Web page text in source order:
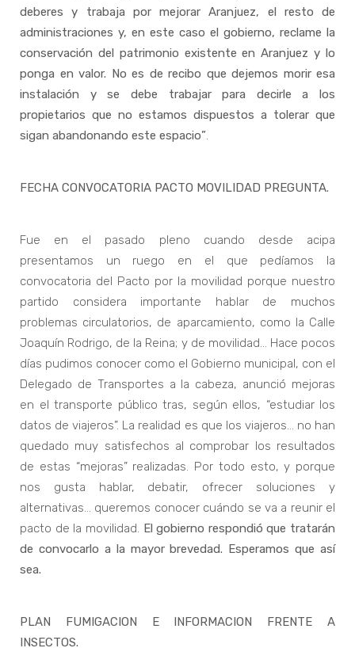
deberes y trabaja por mejorar Aranjuez, el resto de
administraciones y, en este caso el gobierno, reclame la
conservación del patrimonio existente en Aranjuez y lo
ponga en valor. No es de recibo que dejemos morir esa
instalación y se debe trabajar para decirle a los
propietarios que no estamos dispuestos a tolerar que
sigan abandonando este espacio”.
FECHA CONVOCATORIA PACTO MOVILIDAD PREGUNTA.
Fue en el pasado pleno cuando desde acipa
presentamos un ruego en el que pedíamos la
convocatoria del Pacto por la movilidad porque nuestro
partido considera importante hablar de muchos
problemas circulatorios, de aparcamiento, como la Calle
Joaquín Rodrigo, de la Reina; y de movilidad… Hace pocos
días pudimos conocer como el Gobierno municipal, con el
Delegado de Transportes a la cabeza, anunció mejoras
en el transporte público tras, según ellos, “estudiar los
datos de viajeros”. La realidad es que los viajeros… no han
quedado muy satisfechos al comprobar los resultados
de estas “mejoras” realizadas. Por todo esto, y porque
nos gusta hablar, debatir, ofrecer soluciones y
alternativas… queremos conocer cuándo se va a reunir el
pacto de la movilidad. El gobierno respondió que tratarán
de convocarlo a la mayor brevedad. Esperamos que así
sea.
PLAN FUMIGACION E INFORMACION FRENTE A
INSECTOS.